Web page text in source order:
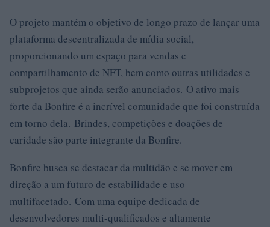
O projeto mantém o objetivo de longo prazo de lançar uma
plataforma descentralizada de mídia social,
proporcionando um espaço para vendas e
compartilhamento de NFT, bem como outras utilidades e
subprojetos que ainda serão anunciados. O ativo mais
forte da Bonfire é a incrível comunidade que foi construída
em torno dela. Brindes, competições e doações de
caridade são parte integrante da Bonfire.
Bonfire busca se destacar da multidão e se mover em
direção a um futuro de estabilidade e uso
multifacetado. Com uma equipe dedicada de
desenvolvedores multi-qualificados e altamente